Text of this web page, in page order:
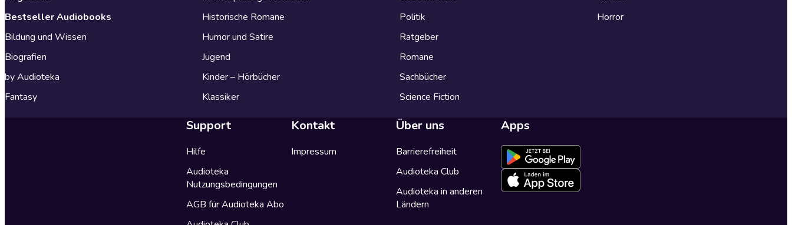
Bestseller Audiobooks
Bildung und Wissen
Biografien
by Audioteka
Fantasy
Historische Romane
Humor und Satire
Jugend
Kinder – Hörbücher
Klassiker
Politik
Ratgeber
Romane
Sachbücher
Science Fiction
Horror
Support
Hilfe
Audioteka
Nutzungsbedingungen
AGB für Audioteka Abo
Kontakt
Impressum
Über uns
Barrierefreiheit
Audioteka Club
Audioteka in anderen
Ländern
Apps